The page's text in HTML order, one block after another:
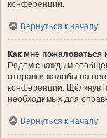
конференции.
Вернуться к началу
Как мне пожаловаться
Рядом с каждым
отправки жалобы на
конференции. Щёлкнув
необходимых для
Вернуться к началу